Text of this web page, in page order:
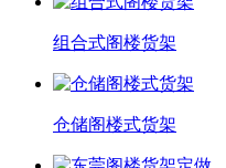
组合式阁楼货架
仓储阁楼式货架